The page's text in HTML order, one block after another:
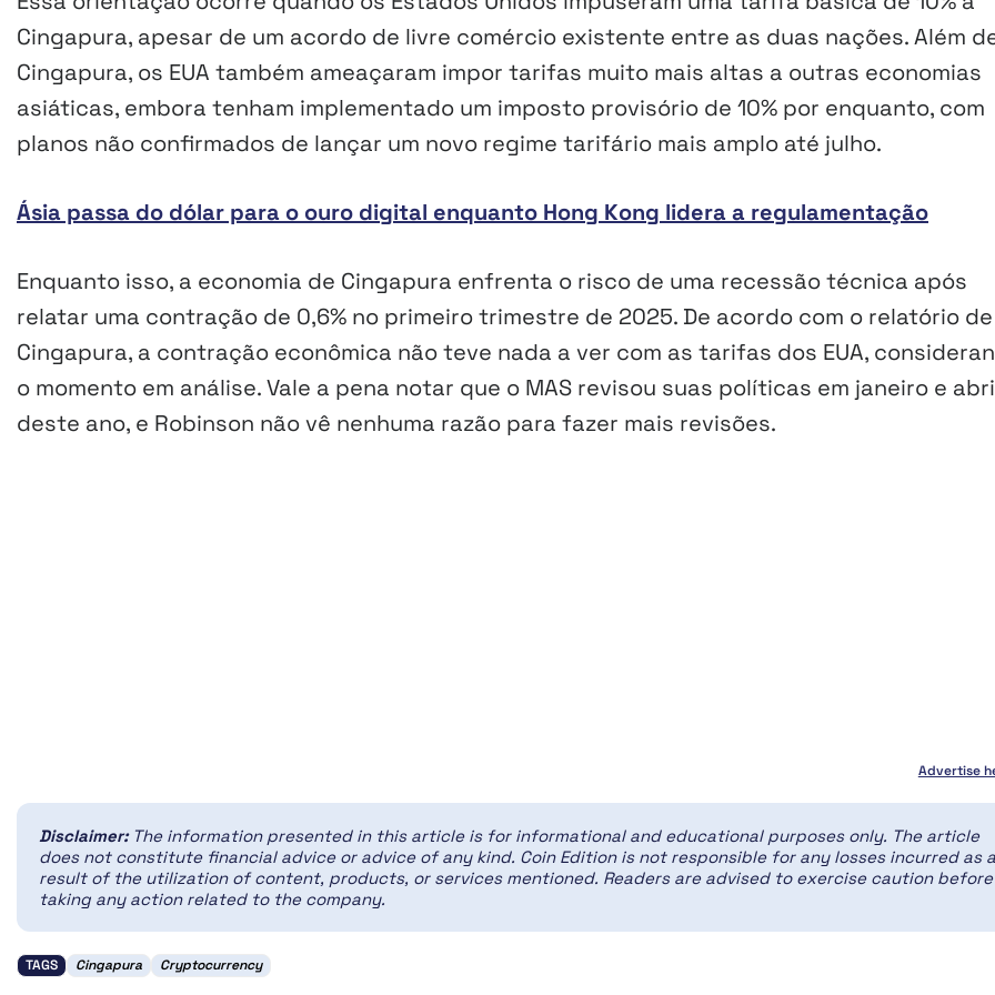
Cingapura, apesar de um acordo de livre comércio existente entre as duas nações. Além
Cingapura, os EUA também ameaçaram impor tarifas muito mais altas a outras economias
asiáticas, embora tenham implementado um imposto provisório de 10% por enquanto, com
planos não confirmados de lançar um novo regime tarifário mais amplo até julho.
Ásia passa do dólar para o ouro digital enquanto Hong Kong lidera a regulamentação
Enquanto isso, a economia de Cingapura enfrenta o risco de uma recessão técnica após
relatar uma contração de 0,6% no primeiro trimestre de 2025. De acordo com o relatório de
Cingapura, a contração econômica não teve nada a ver com as tarifas dos EUA,
o momento em análise. Vale a pena notar que o MAS revisou suas políticas em janeiro e
deste ano, e Robinson não vê nenhuma razão para fazer mais revisões.
Advertise
Disclaimer: The information presented in this article is for informational and educational purposes only. The article
does not constitute financial advice or advice of any kind. Coin Edition is not responsible for any losses incurred as a
result of the utilization of content, products, or services mentioned. Readers are advised to exercise caution before
taking any action related to the company.
TAGS Cingapura Cryptocurrency